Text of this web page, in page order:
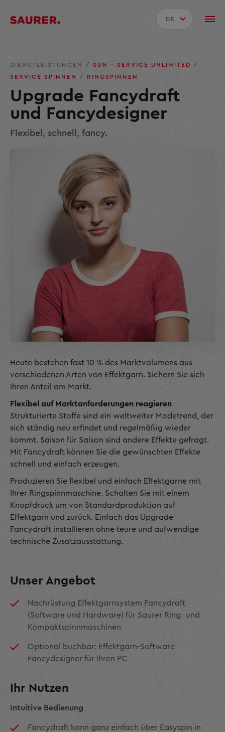
DE
DIENSTLEISTUNGEN / SUN – SERVICE UNLIMITED
/
SERVICE SPINNEN
/ RINGSPINNEN
Upgrade Fancydraft
und Fancydesigner
Flexibel, schnell, fancy.
Heute bestehen fast 10 % des Marktvolumens aus
verschiedenen Arten von Effektgarn. Sichern Sie sich
Ihren Anteil am Markt.
Flexibel auf Marktanforderungen reagieren
Strukturierte Stoffe sind ein weltweiter Modetrend, der
sich ständig neu erfindet und regelmäßig wieder
kommt. Saison für Saison sind andere Effekte gefragt.
Mit Fancydraft können Sie die gewünschten Effekte
schnell und einfach erzeugen.
Produzieren Sie flexibel und einfach Effektgarne mit
Ihrer Ringspinnmaschine. Schalten Sie mit einem
Knopfdruck um von Standardproduktion auf
Effektgarn und zurück. Einfach das Upgrade
Fancydraft installieren ohne teure und aufwendige
technische Zusatzausstattung.
Unser Angebot
Nachrüstung Effektgarnsystem Fancydraft
(Software und Hardware) für Saurer Ring- und
Kompaktspinnmaschinen
Optional buchbar: Effektgarn-Software
Fancydesigner für Ihren PC
Ihr Nutzen
Intuitive Bedienung
Fancydraft kann ganz einfach über Easyspin in